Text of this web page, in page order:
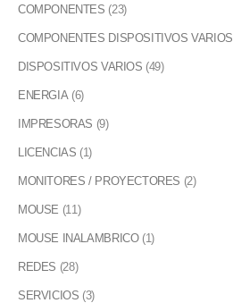
COMPONENTES (23)
COMPONENTES DISPOSITIVOS VARIOS
DISPOSITIVOS VARIOS (49)
ENERGIA (6)
IMPRESORAS (9)
LICENCIAS (1)
MONITORES / PROYECTORES (2)
MOUSE (11)
MOUSE INALAMBRICO (1)
REDES (28)
SERVICIOS (3)